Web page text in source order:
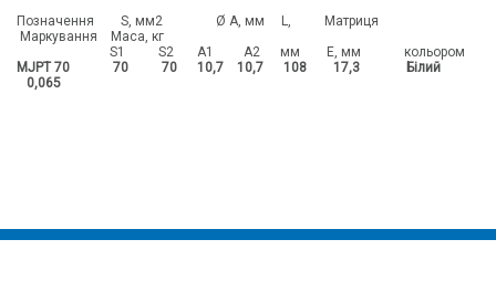
Позначення S, мм2 Ø A, мм L, Матриця
Маркування Маса, кг
S1 S2 A1 A2 мм E, мм кольором
MJPT 70 70 70 10,7 10,7 108 17,3 Білий
0,065